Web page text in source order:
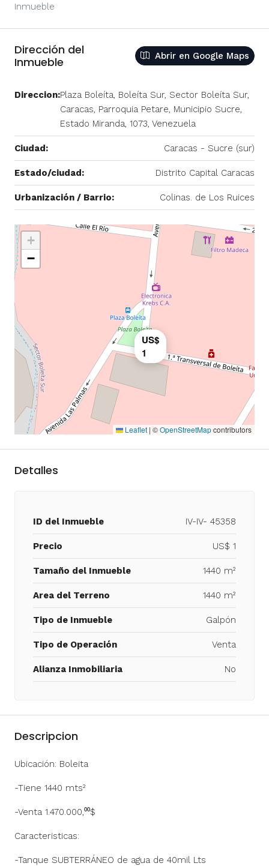
Inmueble
Dirección del
Inmueble
Abrir en Google Maps
Direccion:Plaza Boleíta, Boleíta Sur, Sector Boleíta Sur,
Caracas, Parroquia Petare, Municipio Sucre,
Estado Miranda, 1073, Venezuela
Ciudad: Caracas - Sucre (sur)
Estado/ciudad: Distrito Capital Caracas
Urbanización / Barrio: Colinas. de Los Ruices
US$
1
+
−
Leaflet | ©OpenStreetMapcontributors
Detalles
ID del Inmueble IV-IV- 45358
Precio US$ 1
Tamaño del Inmueble 1440 m²
Area del Terreno 1440 m²
Tipo de Inmueble Galpón
Tipo de Operación Venta
Alianza Inmobiliaria No
Descripcion
Ubicación: Boleita
-Tiene 1440 mts²
-Venta 1.470.000,⁰⁰$
Caracteristicas:
-Tanque SUBTERRÁNEO de agua de 40mil Lts